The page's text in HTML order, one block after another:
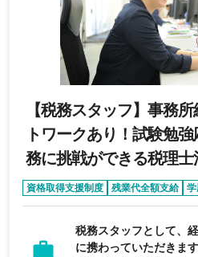
【税務スタッフ】事務
トワークあり！試験勉
務に挑戦ができる税理士
資格取得支援制度 残業代全額支給 学
完全週休2日制
税務スタッフとして、
に携わっていただきま